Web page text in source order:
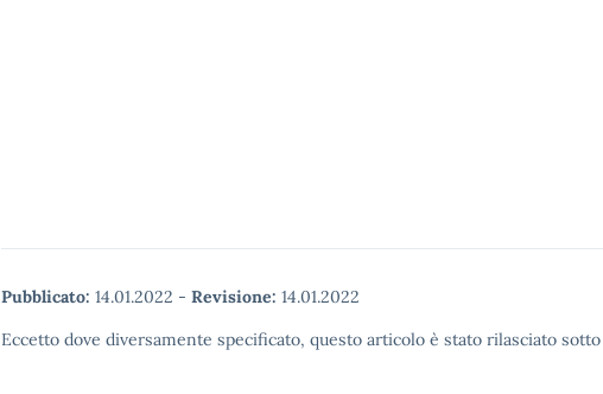
Pubblicato: 14.01.2022 - Revisione: 14.01.2022
Eccetto dove diversamente specificato, questo articolo è stato rilasciato